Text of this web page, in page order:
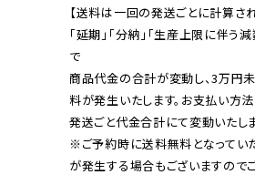
【送料は一回の発送ごとに計算さ
「延期」「分納」「生産上限に伴う
で
商品代金の合計が変動し、3万円
料が発生いたします。お支払い方
※ご予約時に送料無料となってい
が発生する場合もございますので